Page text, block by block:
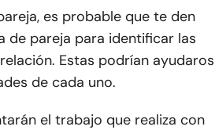
es probable que te den
de pareja para identificar las
Estas podrían ayudaros
de cada uno.
el trabajo que realiza con